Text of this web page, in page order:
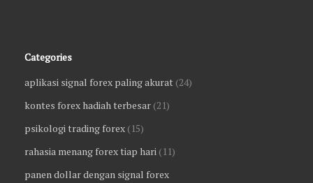
Categories
aplikasi signal forex paling akurat (24)
kontes forex hadiah terbesar (21)
psikologi trading forex (15)
rahasia menang forex tiap hari (11)
panen dollar dengan signal forex